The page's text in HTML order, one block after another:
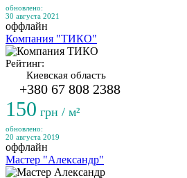
обновлено:
30 августа 2021
оффлайн
Компания "ТИКО"
Рейтинг:
Киевская область
+380 67 808 2388
150 грн / м²
обновлено:
20 августа 2019
оффлайн
Мастер "Александр"